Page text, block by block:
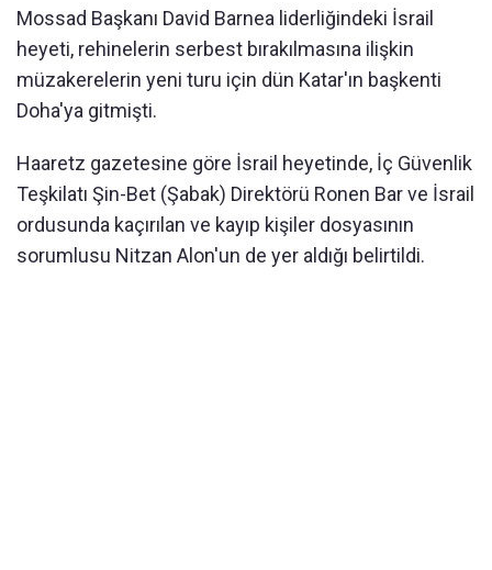
Mossad Başkanı David Barnea liderliğindeki İsrail
heyeti, rehinelerin serbest bırakılmasına ilişkin
müzakerelerin yeni turu için dün Katar'ın başkenti
Doha'ya gitmişti.
Haaretz gazetesine göre İsrail heyetinde, İç Güvenlik
Teşkilatı Şin-Bet (Şabak) Direktörü Ronen Bar ve İsrail
ordusunda kaçırılan ve kayıp kişiler dosyasının
sorumlusu Nitzan Alon'un de yer aldığı belirtildi.